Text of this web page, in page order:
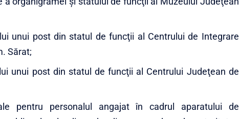
unui post din statul de funcţii al Centrului de Integrare
Sărat;
unui post din statul de funcţii al Centrului Judeţean de
pentru personalul angajat în cadrul aparatului de